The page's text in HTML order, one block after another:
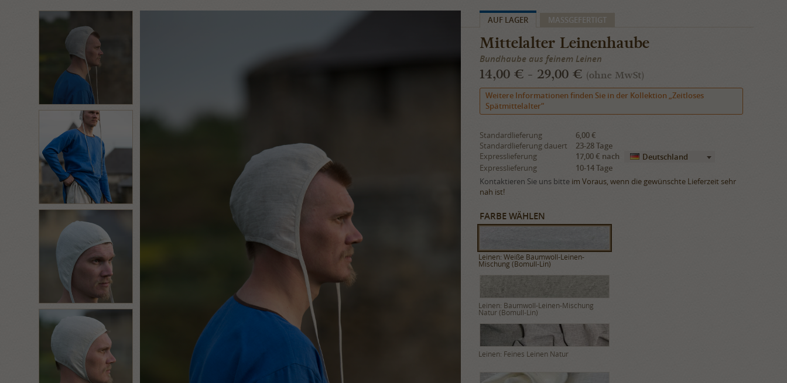
AUF LAGER ​MASSGEFERTIGT
Mittelalter Leinenhaube
Bundhaube aus feinem Leinen
14,00 € - 29,00 € (ohne MwSt)
Weitere Informationen finden Sie in der Kollektion „Zeitloses
Spätmittelalter“
Standardlieferung
6,00 €
Standardlieferung dauert
23-28 Tage
Expresslieferung
17,00 € nach
Deutschland
Expresslieferung
10-14 Tage
Kontaktieren Sie uns bitte im Voraus, wenn die gewünschte Lieferzeit sehr
nah ist!
FARBE WÄHLEN
Leinen: Weiße Baumwoll-Leinen-
Mischung (Bomull-Lin)
Leinen: Baumwoll-Leinen-Mischung
Natur (Bomull-Lin)
Leinen: Feines Leinen Natur